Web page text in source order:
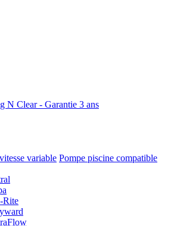
N Clear - Garantie 3 ans
variable Pompe piscine compatible
Rite